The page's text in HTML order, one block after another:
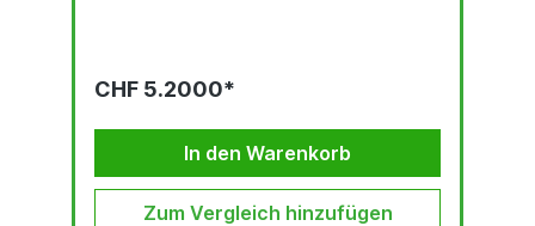
CHF 5.2000*
In den Warenkorb
Zum Vergleich hinzufügen